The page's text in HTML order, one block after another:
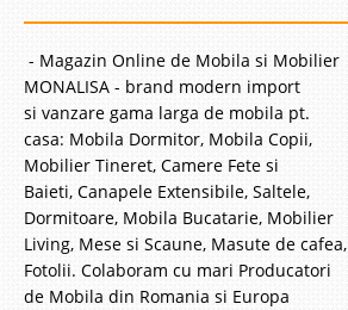
- Magazin Online de Mobila si Mobilier
MONALISA - brand modern import
si vanzare gama larga de mobila pt.
casa: Mobila Dormitor, Mobila Copii,
Mobilier Tineret, Camere Fete si
Baieti, Canapele Extensibile, Saltele,
Dormitoare, Mobila Bucatarie, Mobilier
Living, Mese si Scaune, Masute de cafea,
Fotolii. Colaboram cu mari Producatori
de Mobila din Romania si Europa